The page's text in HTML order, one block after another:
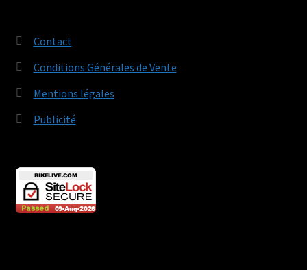
Contact
Conditions Générales de Vente
Mentions légales
Publicité